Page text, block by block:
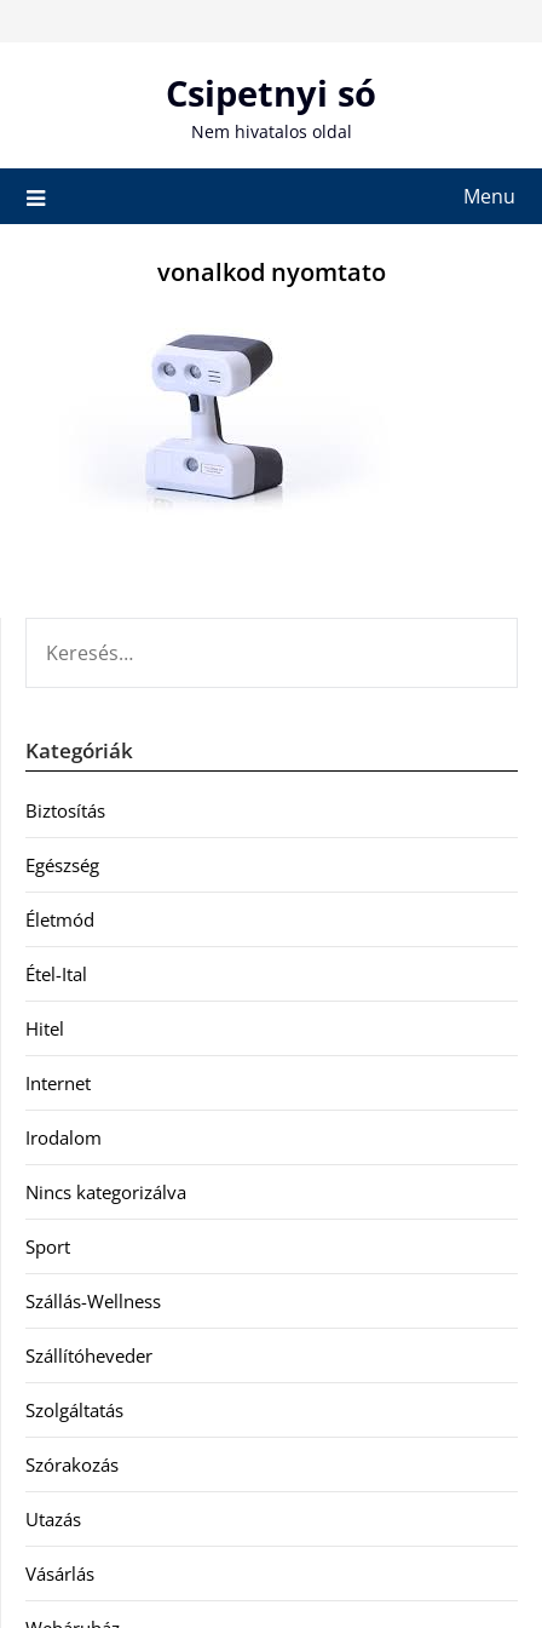
Csipetnyi só
Nem hivatalos oldal
Menu
vonalkod nyomtato
Kategóriák
Biztosítás
Egészség
Életmód
Étel-Ital
Hitel
Internet
Irodalom
Nincs kategorizálva
Sport
Szállás-Wellness
Szállítóheveder
Szolgáltatás
Szórakozás
Utazás
Vásárlás